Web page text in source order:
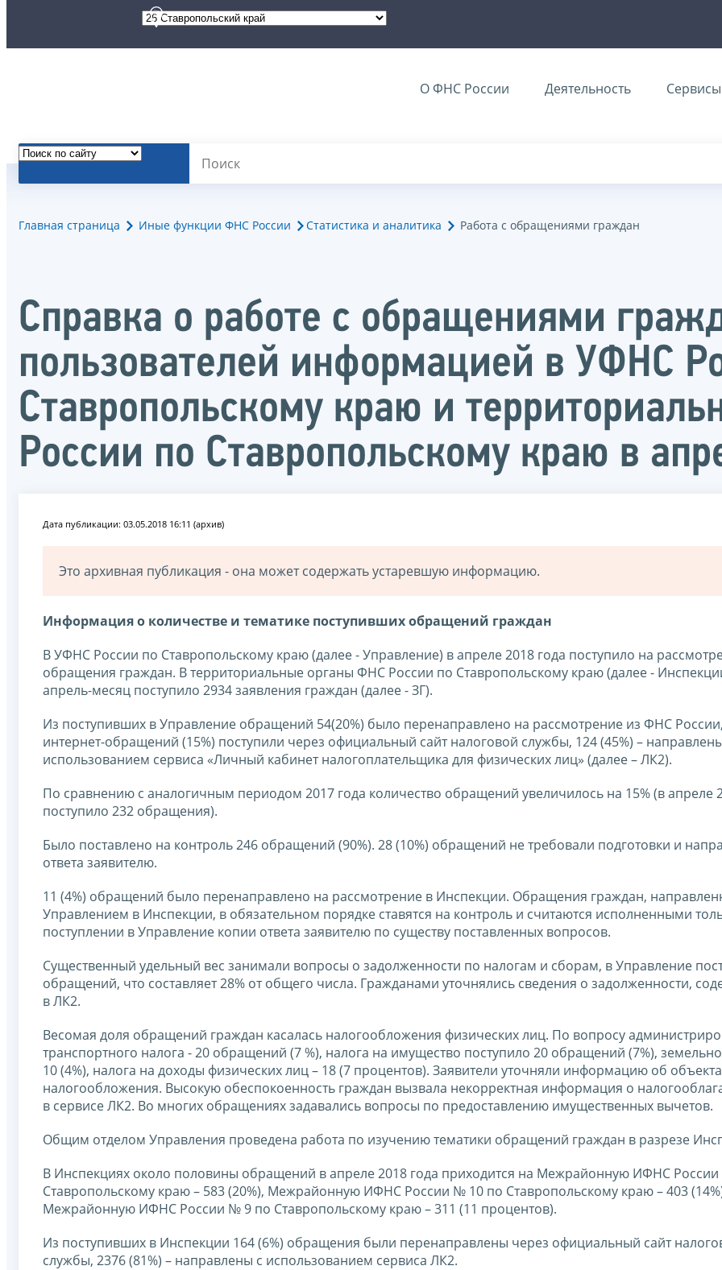
О ФНС России Деятельность Сервисы
Главная страница Иные функции ФНС России Статистика и аналитика Работа с обращениями граждан
Справка о работе с обращениями
пользователей информацией в УФНС
Ставропольскому краю и
России по Ставропольскому краю в
Дата публикации: 03.05.2018 16:11 (архив)
Это архивная публикация - она может содержать устаревшую информацию.
Информация о количестве и тематике поступивших обращений граждан
В УФНС России по Ставропольскому краю (далее - Управление) в апреле 2018 года поступило на
обращения граждан. В территориальные органы ФНС России по Ставропольскому краю (далее -
апрель-месяц поступило 2934 заявления граждан (далее - ЗГ).
Из поступивших в Управление обращений 54(20%) было перенаправлено на рассмотрение из ФНС
интернет-обращений (15%) поступили через официальный сайт налоговой службы, 124 (45%) –
использованием сервиса «Личный кабинет налогоплательщика для физических лиц» (далее – ЛК2).
По сравнению с аналогичным периодом 2017 года количество обращений увеличилось на 15% (в апреле
поступило 232 обращения).
Было поставлено на контроль 246 обращений (90%). 28 (10%) обращений не требовали подготовки и
ответа заявителю.
11 (4%) обращений было перенаправлено на рассмотрение в Инспекции. Обращения граждан,
Управлением в Инспекции, в обязательном порядке ставятся на контроль и считаются исполненными
поступлении в Управление копии ответа заявителю по существу поставленных вопросов.
Существенный удельный вес занимали вопросы о задолженности по налогам и сборам, в Управление
обращений, что составляет 28% от общего числа. Гражданами уточнялись сведения о задолженности,
в ЛК2.
Весомая доля обращений граждан касалась налогообложения физических лиц. По вопросу
транспортного налога - 20 обращений (7 %), налога на имущество поступило 20 обращений (7%),
10 (4%), налога на доходы физических лиц – 18 (7 процентов). Заявители уточняли информацию об
налогообложения. Высокую обеспокоенность граждан вызвала некорректная информация о
в сервисе ЛК2. Во многих обращениях задавались вопросы по предоставлению имущественных вычетов.
Общим отделом Управления проведена работа по изучению тематики обращений граждан в разрезе
В Инспекциях около половины обращений в апреле 2018 года приходится на Межрайонную ИФНС
Ставропольскому краю – 583 (20%), Межрайонную ИФНС России № 10 по Ставропольскому краю – 403
Межрайонную ИФНС России № 9 по Ставропольскому краю – 311 (11 процентов).
Из поступивших в Инспекции 164 (6%) обращения были перенаправлены через официальный сайт
службы, 2376 (81%) – направлены с использованием сервиса ЛК2.